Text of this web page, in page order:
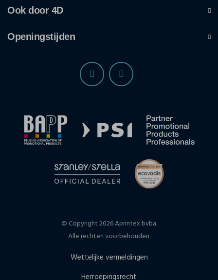
Ook door 4D
Openingstijden
© Copyright 2026 Aprintex bvba.
Alle rechten voorbehouden.
Wettelijke vermeldingen
Herroepingsrecht